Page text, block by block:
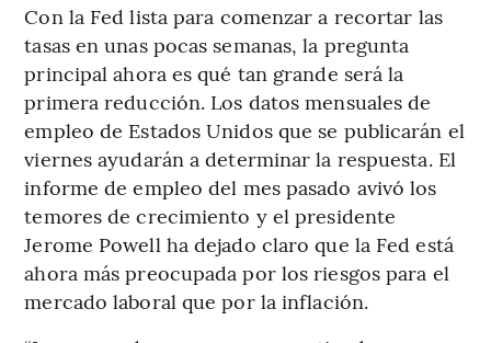
Con la Fed lista para comenzar a recortar las
tasas en unas pocas semanas, la pregunta
principal ahora es qué tan grande será la
primera reducción. Los datos mensuales de
empleo de Estados Unidos que se publicarán el
viernes ayudarán a determinar la respuesta. El
informe de empleo del mes pasado avivó los
temores de crecimiento y el presidente
Jerome Powell ha dejado claro que la Fed está
ahora más preocupada por los riesgos para el
mercado laboral que por la inflación.